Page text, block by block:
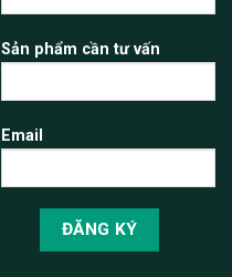
Sản phẩm cần tư vấn
Email